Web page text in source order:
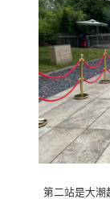
第二站是大